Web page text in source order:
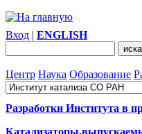
Вход | ENGLISH
Центр Наука Образование
Разработки Института в